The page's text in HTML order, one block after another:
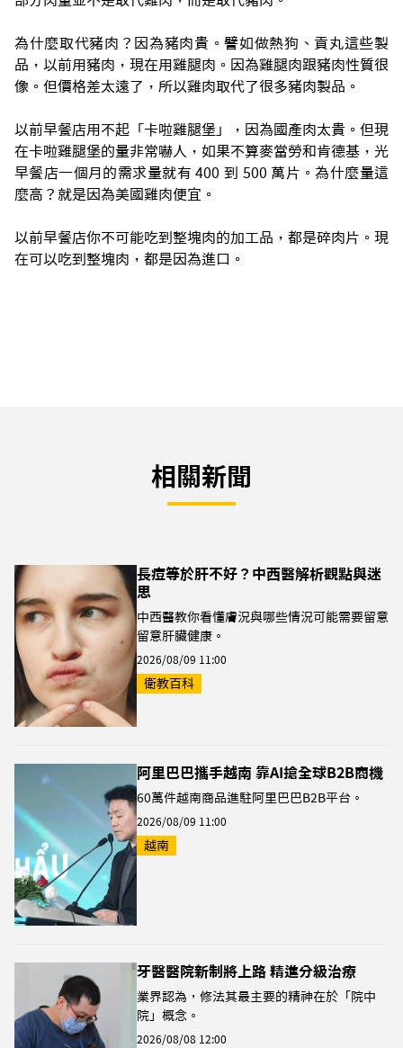
為什麼取代豬肉？因為豬肉貴。譬如做熱狗、貢丸這些製
品，以前用豬肉，現在用雞腿肉。因為雞腿肉跟豬肉性質很
像。但價格差太遠了，所以雞肉取代了很多豬肉製品。
以前早餐店用不起「卡啦雞腿堡」，因為國產肉太貴。但現
在卡啦雞腿堡的量非常嚇人，如果不算麥當勞和肯德基，光
早餐店一個月的需求量就有 400 到 500 萬片。為什麼量這
麼高？就是因為美國雞肉便宜。
以前早餐店你不可能吃到整塊肉的加工品，都是碎肉片。現
在可以吃到整塊肉，都是因為進口。
相關新聞
長痘等於肝不好？中西醫解析觀點與迷
思
中西醫教你看懂膚況與哪些情況可能需要留意
留意肝臟健康。
2026/08/09 11:00
衛教百科
阿里巴巴攜手越南 靠AI搶全球B2B商機
60萬件越南商品進駐阿里巴巴B2B平台。
2026/08/09 11:00
越南
牙醫醫院新制將上路 精進分級治療
業界認為，修法其最主要的精神在於「院中
院」概念。
2026/08/08 12:00